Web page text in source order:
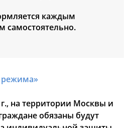
каждым
самостоятельно.
режима»
на территории Москвы и
обязаны будут